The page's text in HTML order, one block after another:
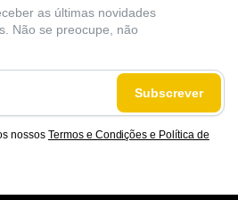
as últimas novidades
Não se preocupe, não
Subscrever
nossos Termos e Condições e Política de